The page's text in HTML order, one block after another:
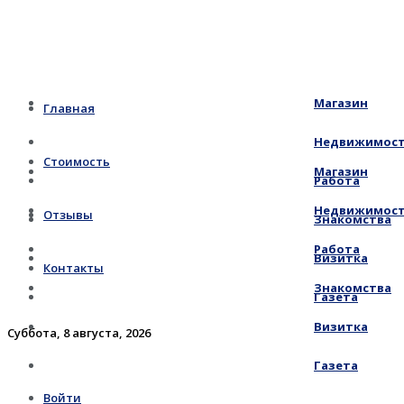
Главная
Стоимость
Отзывы
Контакты
Суббота, 8 августа, 2026
Войти
Магазин
Работа
Знакомства
Визитка
Газета
Магазин
Работа
Знакомства
Визитка
Газета